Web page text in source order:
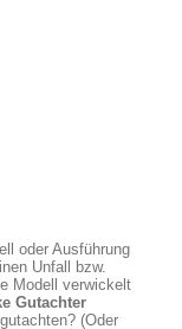
oder Ausführung
Unfall bzw.
Modell verwickelt
Gutachter
(Oder